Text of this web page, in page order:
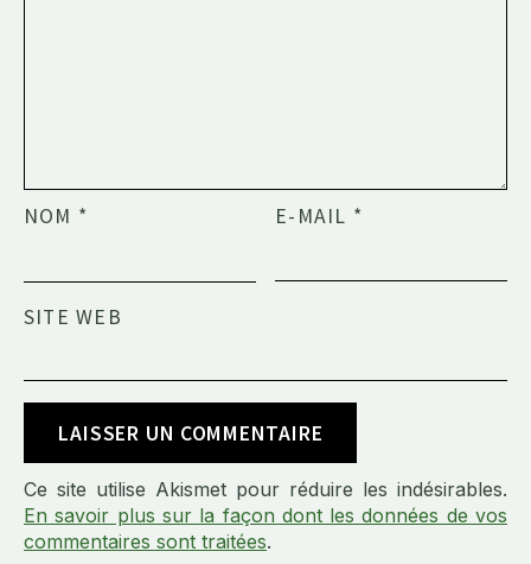
NOM * E-MAIL *
SITE WEB
Ce site utilise Akismet pour réduire les indésirables.
En savoir plus sur la façon dont les données de vos
commentaires sont traitées.